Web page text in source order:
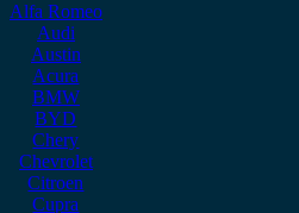
Alfa Romeo
Audi
Austin
Acura
BMW
BYD
Chery
Chevrolet
Citroen
Cupra